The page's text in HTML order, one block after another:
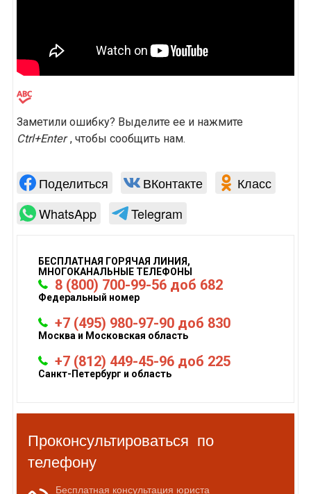
Заметили ошибку? Выделите ее и нажмите
Ctrl+Enter , чтобы сообщить нам.
Поделиться ВКонтакте
Класс
WhatsApp
Telegram
БЕСПЛАТНАЯ ГОРЯЧАЯ ЛИНИЯ,
МНОГОКАНАЛЬНЫЕ ТЕЛЕФОНЫ
8 (800) 700-99-56 доб 682
Федеральный номер
+7 (495) 980-97-90 доб 830
Москва и Московская область
+7 (812) 449-45-96 доб 225
Санкт-Петербург и область